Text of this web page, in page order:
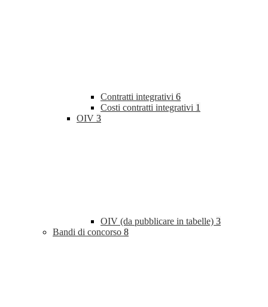
Contratti integrativi 6
Costi contratti integrativi 1
OIV 3
OIV (da pubblicare in tabelle) 3
Bandi di concorso 8